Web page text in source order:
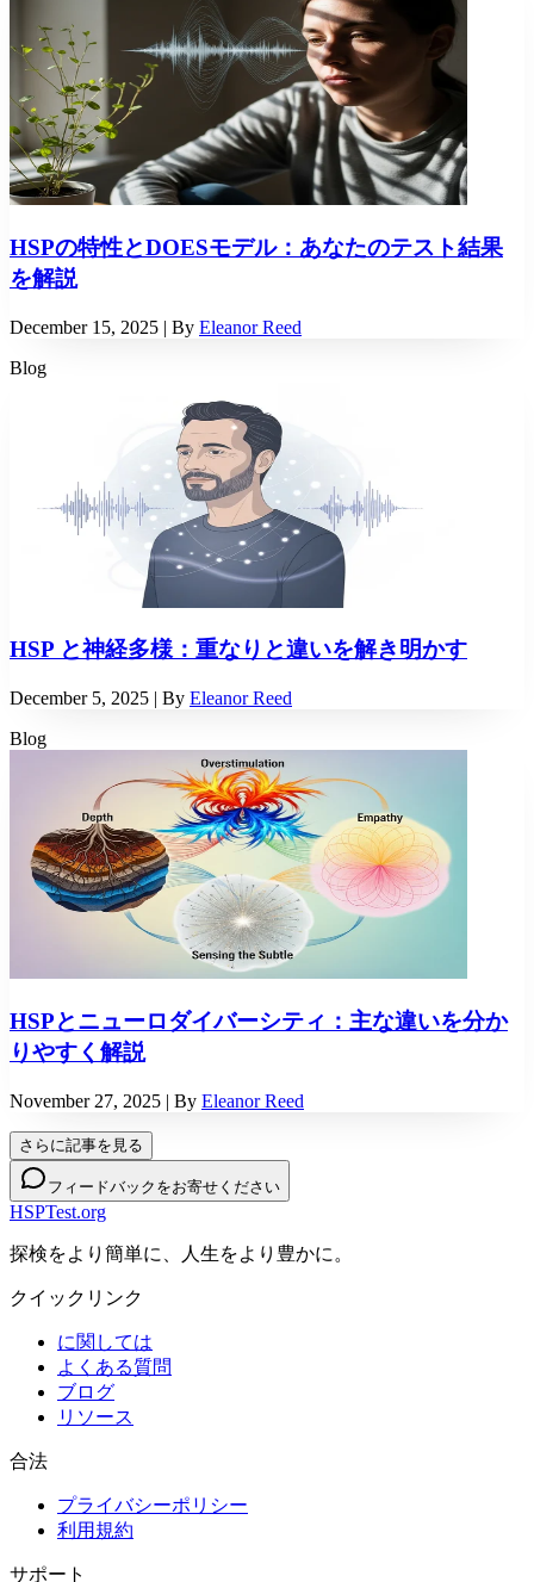
HSPの特性とDOESモデル：あなたのテスト結果
を解説
December 15, 2025 | By Eleanor Reed
Blog
HSP と神経多様：重なりと違いを解き明かす
December 5, 2025 | By Eleanor Reed
Blog
HSPとニューロダイバーシティ：主な違いを分か
りやすく解説
November 27, 2025 | By Eleanor Reed
さらに記事を見る
フィードバックをお寄せください
HSPTest.org
探検をより簡単に、人生をより豊かに。
クイックリンク
に関しては
よくある質問
ブログ
リソース
合法
プライバシーポリシー
利用規約
サポート